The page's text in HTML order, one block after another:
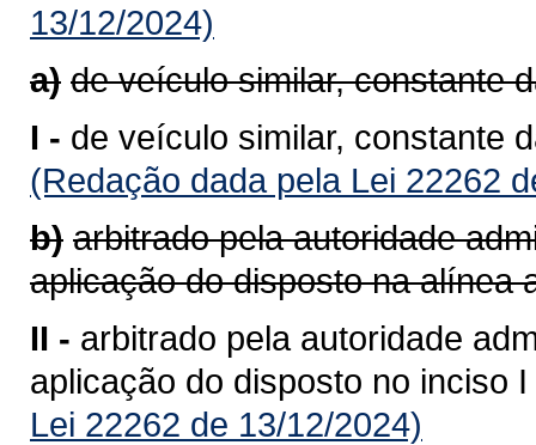
13/12/2024)
a) de veículo similar, constante
I - de veículo similar, constante
(Redação dada pela Lei 22262
b) arbitrado pela autoridade
aplicação do disposto na alínea
II - arbitrado pela autoridade
aplicação do disposto no inciso
Lei 22262 de 13/12/2024)